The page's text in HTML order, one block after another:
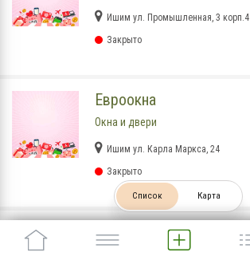
Карта
Список
Ишим ул. Промышленная, 3 корп.4
Закрыто
Евроокна
Окна и двери
Ишим ул. Карла Маркса, 24
Закрыто
Самолет Плюс
агентство недвижимости